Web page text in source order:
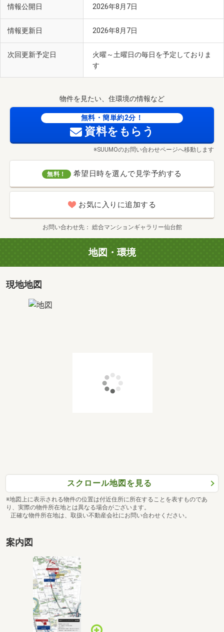
情報公開日 2026年8月7日
情報更新日 2026年8月7日
次回更新予定日
火曜～土曜日の毎日を予定しておりま
す
物件を見たい、住環境の情報など
無料・簡単約2分！
資料をもらう
※SUUMOのお問い合わせページへ移動します
無料！ 希望日時を選んで見学予約する
お気に入りに追加する
お問い合わせ先 総合マンションギャラリー仙台館
地図・環境
現地地図
スクロール地図を見る
※地図上に表示される物件の位置は付近住所に所在することを表すものであ
り、実際の物件所在地とは異なる場合がございます。
正確な物件所在地は、取扱い不動産会社にお問い合わせください。
案内図